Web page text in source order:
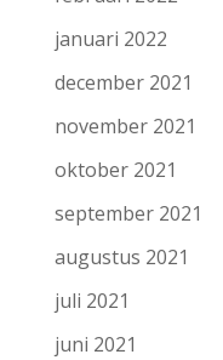
januari 2022
december 2021
november 2021
oktober 2021
september 2021
augustus 2021
juli 2021
juni 2021